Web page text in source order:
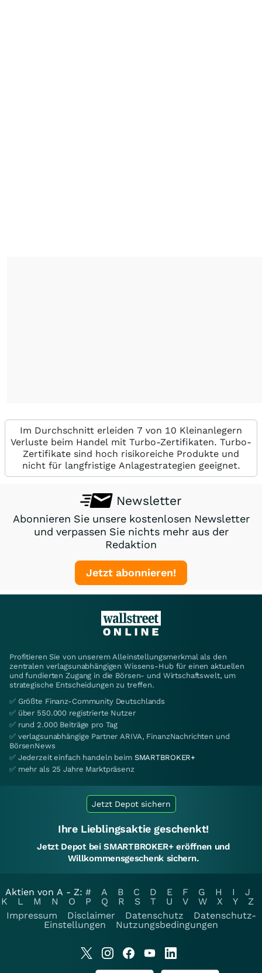
Im Durchschnitt erleiden 7 von 10 Kleinanlegern
Verluste beim Handel mit Turbo-Zertifikaten. Turbo-
Zertifikate sind hoch risikoreiche Produkte und
nicht für langfristige Anlagestrategien geeignet.
Newsletter
Abonnieren Sie unsere kostenlosen Newsletter
und verpassen Sie nichts mehr aus der
Redaktion
Jetzt abonnieren!
Profitieren Sie von unserem Alleinstellungsmerkmal als den
zentralen verlagsunabhängigen Wissens-Hub für einen aktuellen
und fundierten Zugang in die Börsen- und Wirtschaftswelt, um
strategische Entscheidungen zu treffen.
✅ Größte Finanz-Community Deutschlands
✅ über 550.000 registrierte Nutzer
✅ rund 2.000 Beiträge pro Tag
✅ verlagsunabhängige Partner ARIVA, FinanzNachrichten und
BörsenNews
✅ Jederzeit einfach handeln beim SMARTBROKER+
✅ mehr als 25 Jahre Marktpräsenz
Jetzt Depot sichern
Ihre Lieblingsaktie geschenkt!
Jetzt Depot bei SMARTBROKER+ eröffnen und
Willkommensgeschenk sichern.
Aktien von A - Z: # A B C D E F G H I
J
K
L M N O P Q R S T U V W X Y
Z
Impressum
Disclaimer Datenschutz
Datenschutz-
Einstellungen
Nutzungsbedingungen